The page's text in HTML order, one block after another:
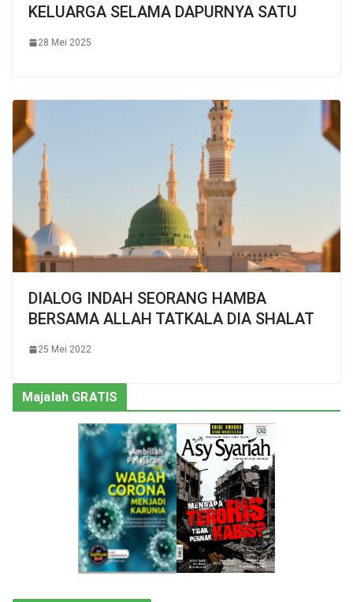
KELUARGA SELAMA DAPURNYA SATU
28 Mei 2025
DIALOG INDAH SEORANG HAMBA
BERSAMA ALLAH TATKALA DIA SHALAT
25 Mei 2022
Majalah GRATIS